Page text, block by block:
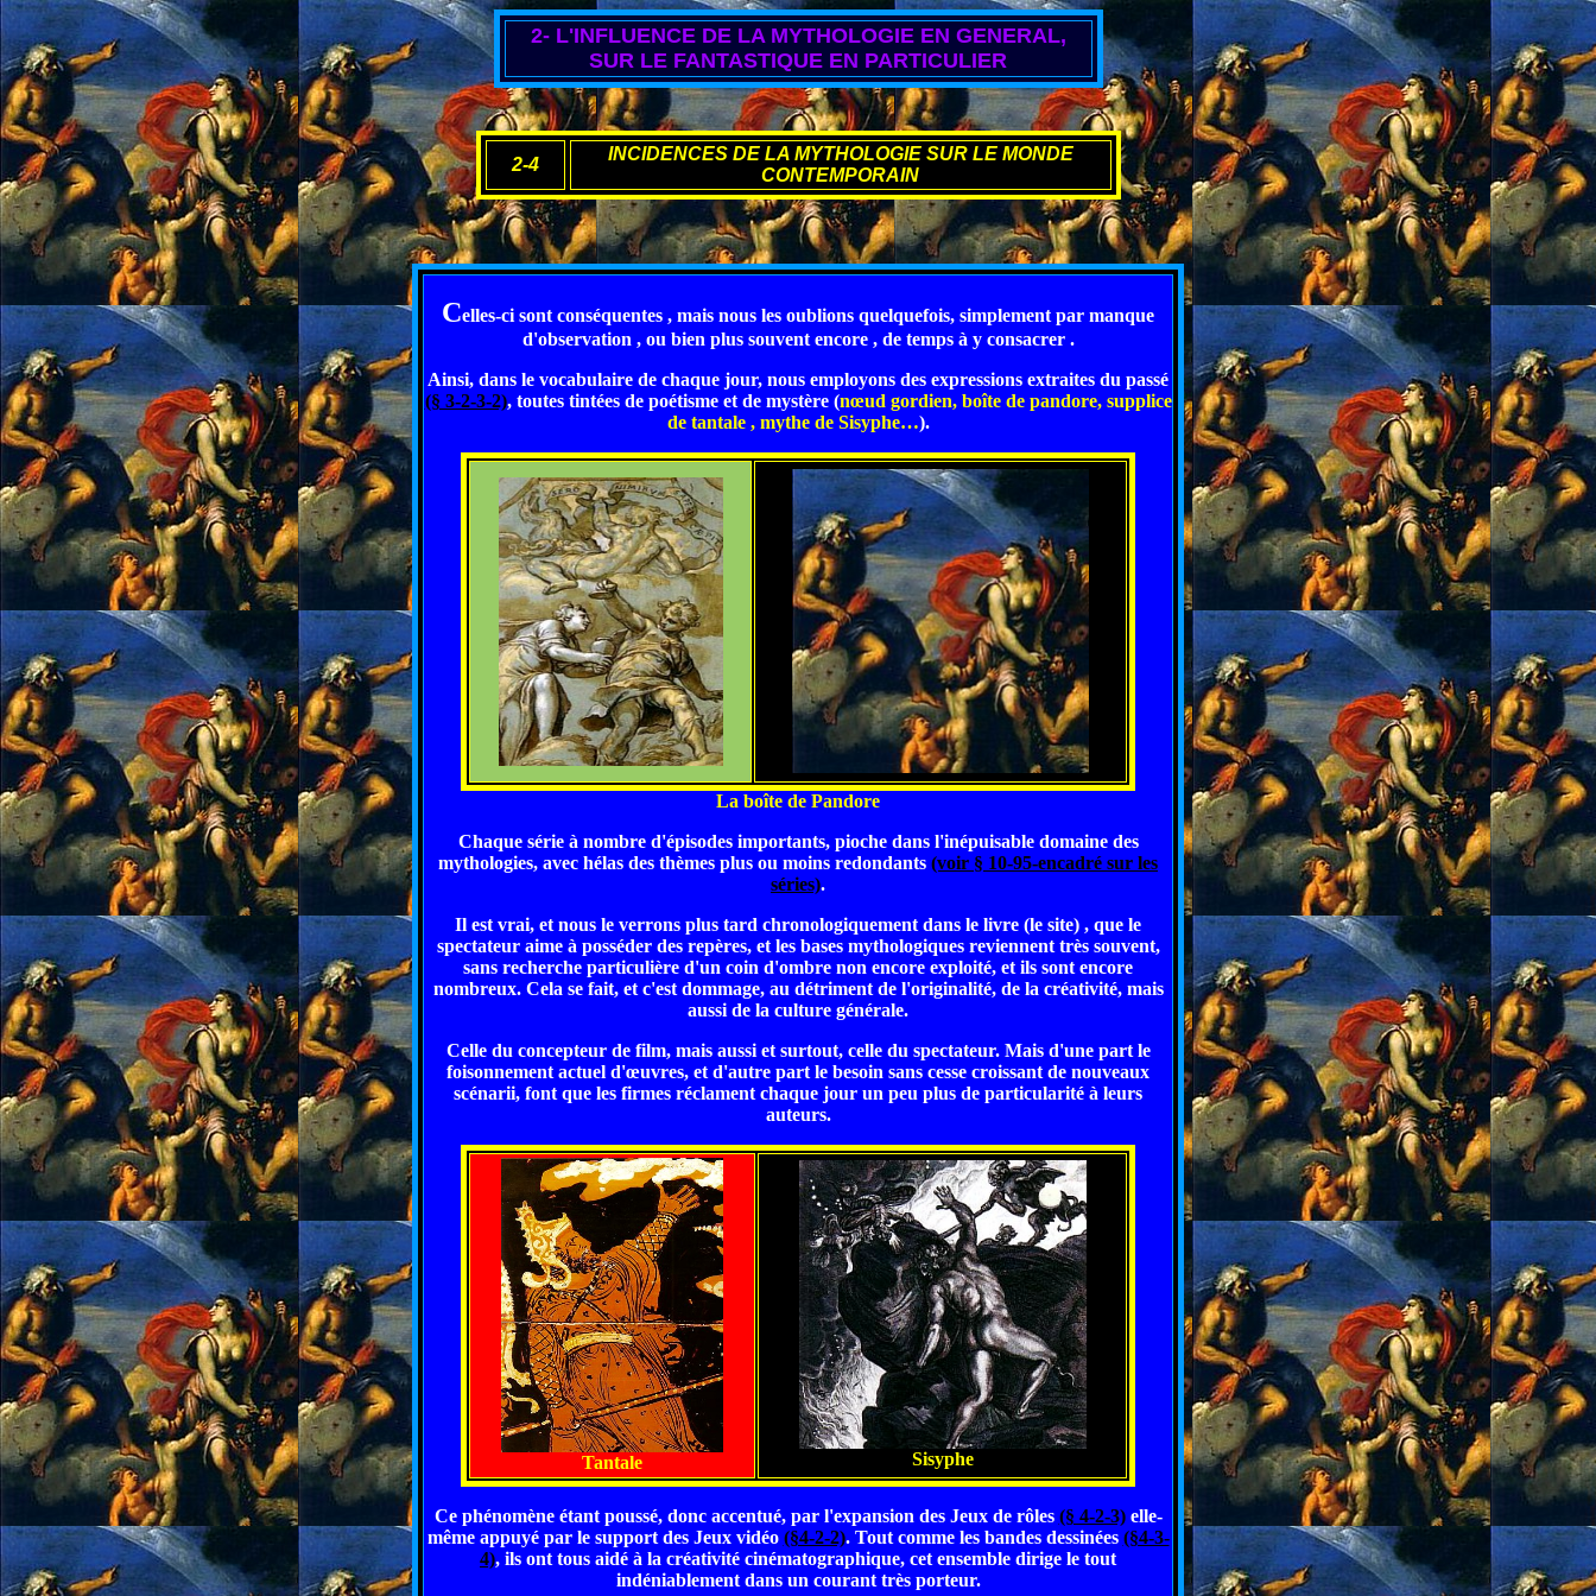
2- L'INFLUENCE DE LA MYTHOLOGIE EN GENERAL,
SUR LE FANTASTIQUE EN PARTICULIER
2-4
INCIDENCES DE LA MYTHOLOGIE SUR LE MONDE
CONTEMPORAIN
Celles-ci sont conséquentes , mais nous les oublions quelquefois, simplement par manque
d'observation , ou bien plus souvent encore , de temps à y consacrer .
Ainsi, dans le vocabulaire de chaque jour, nous employons des expressions extraites du passé
(§ 3-2-3-2), toutes tintées de poétisme et de mystère (nœud gordien, boîte de pandore, supplice
de tantale , mythe de Sisyphe…).
La boîte de Pandore
Chaque série à nombre d'épisodes importants, pioche dans l'inépuisable domaine des
mythologies, avec hélas des thèmes plus ou moins redondants (voir § 10-95-encadré sur les
séries).
Il est vrai, et nous le verrons plus tard chronologiquement dans le livre (le site) , que le
spectateur aime à posséder des repères, et les bases mythologiques reviennent très souvent,
sans recherche particulière d'un coin d'ombre non encore exploité, et ils sont encore
nombreux. Cela se fait, et c'est dommage, au détriment de l'originalité, de la créativité, mais
aussi de la culture générale.
Celle du concepteur de film, mais aussi et surtout, celle du spectateur. Mais d'une part le
foisonnement actuel d'œuvres, et d'autre part le besoin sans cesse croissant de nouveaux
scénarii, font que les firmes réclament chaque jour un peu plus de particularité à leurs
auteurs.
Tantale Sisyphe
Ce phénomène étant poussé, donc accentué, par l'expansion des Jeux de rôles (§ 4-2-3)elle-
même appuyé par le support des Jeux vidéo (§4-2-2). Tout comme les bandes dessinées (§4-3-
4), ils ont tous aidé à la créativité cinématographique, cet ensemble dirige le tout
indéniablement dans un courant très porteur.